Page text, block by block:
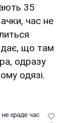
35
час не
що там
одразу
одязі.